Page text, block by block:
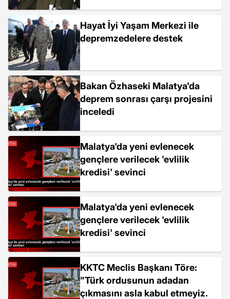
Hayat İyi Yaşam Merkezi ile
depremzedelere destek
Bakan Özhaseki Malatya'da
deprem sonrası çarşı projesini
inceledi
Malatya'da yeni evlenecek
gençlere verilecek 'evlilik
kredisi' sevinci
Malatya'da yeni evlenecek
gençlere verilecek 'evlilik
kredisi' sevinci
KKTC Meclis Başkanı Töre:
"Türk ordusunun adadan
çıkmasını asla kabul etmeyiz.